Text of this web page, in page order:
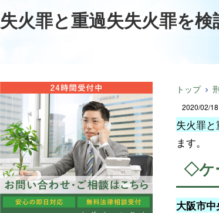
失火罪と重過失失火罪を検
トップ
2020/02/18
失火罪
ます。
◇ケ
大阪市中